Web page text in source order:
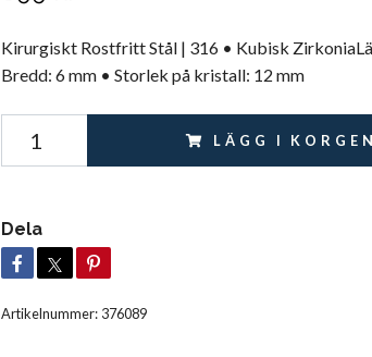
Kirurgiskt Rostfritt Stål | 316 • Kubisk
Bredd: 6 mm • Storlek på kristall: 12 mm
LÄGG I KORGEN
Dela
Artikelnummer: 376089